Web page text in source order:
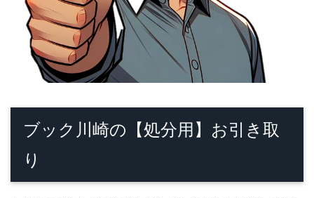
ブック川崎の【処分用】お引き取
り